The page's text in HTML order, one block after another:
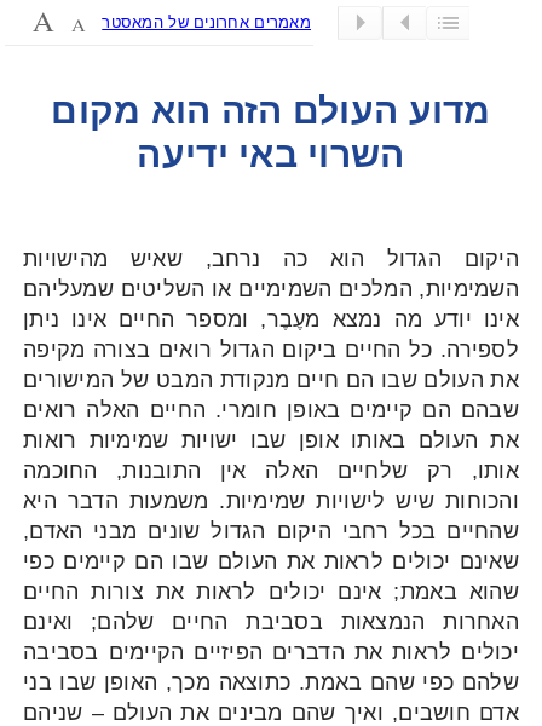
מאמרים אחרונים של המאסטר
מדוע העולם הזה הוא מקום
השרוי באי ידיעה
היקום הגדול הוא כה נרחב, שאיש מהישויות
השמימיות, המלכים השמימיים או השליטים שמעליהם
אינו יודע מה נמצא מעֶבֶר, ומספר החיים אינו ניתן
לספירה. כל החיים ביקום הגדול רואים בצורה מקיפה
את העולם שבו הם חיים מנקודת המבט של המישורים
שבהם הם קיימים באופן חומרי. החיים האלה רואים
את העולם באותו אופן שבו ישויות שמימיות רואות
אותו, רק שלחיים האלה אין התובנות, החוכמה
והכוחות שיש לישויות שמימיות. משמעות הדבר היא
שהחיים בכל רחבי היקום הגדול שונים מבני האדם,
שאינם יכולים לראות את העולם שבו הם קיימים כפי
שהוא באמת; אינם יכולים לראות את צורות החיים
האחרות הנמצאות בסביבת החיים שלהם; ואינם
יכולים לראות את הדברים הפיזיים הקיימים בסביבה
שלהם כפי שהם באמת. כתוצאה מכך, האופן שבו בני
אדם חושבים, ואיך שהם מבינים את העולם – שניהם